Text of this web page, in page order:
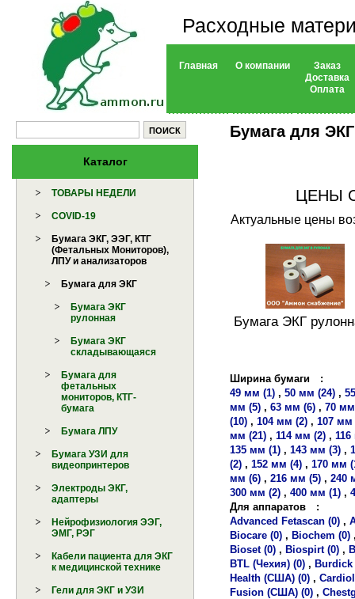
Расходные
Главная О компании
Заказ
Доставка
Оплата
Каталог
ТОВАРЫ НЕДЕЛИ
COVID-19
Бумага ЭКГ, ЭЭГ, КТГ
(Фетальных Мониторов),
ЛПУ и анализаторов
Бумага для ЭКГ
Бумага ЭКГ
рулонная
Бумага ЭКГ
складывающаяся
Бумага для
фетальных
мониторов, КТГ-
бумага
Бумага ЛПУ
Бумага УЗИ для
видеопринтеров
Электроды ЭКГ,
адаптеры
Нейрофизиология ЭЭГ,
ЭМГ, РЭГ
Кабели пациента для ЭКГ
к медицинской технике
Гели для ЭКГ и УЗИ
Бумага для ЭКГ
ЦЕНЫ
Актуальные цены
Бумага ЭКГ
Ширина бумаги
:
49 мм (1) , 50 мм (24) ,
мм (5) , 63 мм (6) , 70
(10) , 104 мм (2) , 107 мм
мм (21) , 114 мм (2) ,
135 мм (1) , 143 мм (3) ,
(2) , 152 мм (4) , 170 мм
мм (6) , 216 мм (5) , 240
300 мм (2) , 400 мм (1) ,
Для аппаратов
:
Advanced Fetascan (0) ,
Biocare (0) , Biochem (0)
Bioset (0) , Biospirt (0) ,
BTL (Чехия) (0) , Burdick
Health (США) (0) ,
Fusion (США) (0) ,